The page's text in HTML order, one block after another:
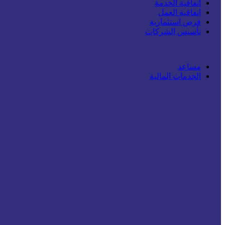
اتفاقية الخدمة
اتفاقية العمل
فرص استثمارية
تأسيس الشركات
مساعد
الخدمات المالية